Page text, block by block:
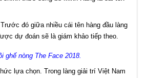
đó giữa nhiều cái tên hàng đầu làng
dự đoán sẽ là giám khảo tiếp theo.
ghế nòng The Face 2018.
lựa chọn. Trong làng giải trí Việt Nam